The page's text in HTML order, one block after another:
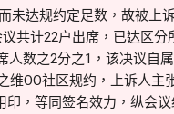
未达规约定足数，故被上
共计22户出席，已达区分
人数之2分之1，该决议自
维OO社区规约，上诉人主
，等同签名效力，纵会